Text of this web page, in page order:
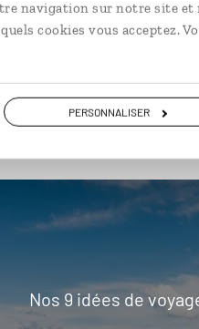
navigation sur notre site et
cookies vous acceptez.
PERSONNALISER
loin
Nos 9 idées de